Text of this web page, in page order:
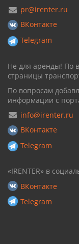
pr@irenter.ru
ВКонтакте
Telegram
Не для аренды! По
страницы
По вопросам
информации с
info@irenter.ru
ВКонтакте
Telegram
«IRENTER» в
ВКонтакте
Telegram